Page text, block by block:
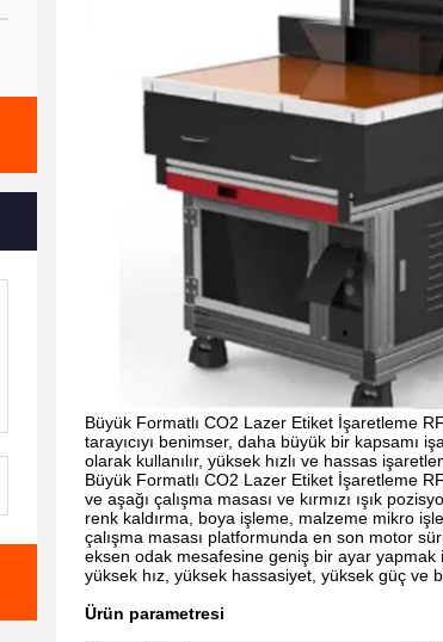
Büyük Formatlı CO2 Lazer Etiket İşaretleme
tarayıcıyı benimser, daha büyük bir kapsamı
olarak kullanılır, yüksek hızlı ve hassas
Büyük Formatlı CO2 Lazer Etiket İşaretleme
ve aşağı çalışma masası ve kırmızı ışık
renk kaldırma, boya işleme, malzeme mikro
çalışma masası platformunda en son motor
eksen odak mesafesine geniş bir ayar
yüksek hız, yüksek hassasiyet, yüksek güç ve
Ürün parametresi